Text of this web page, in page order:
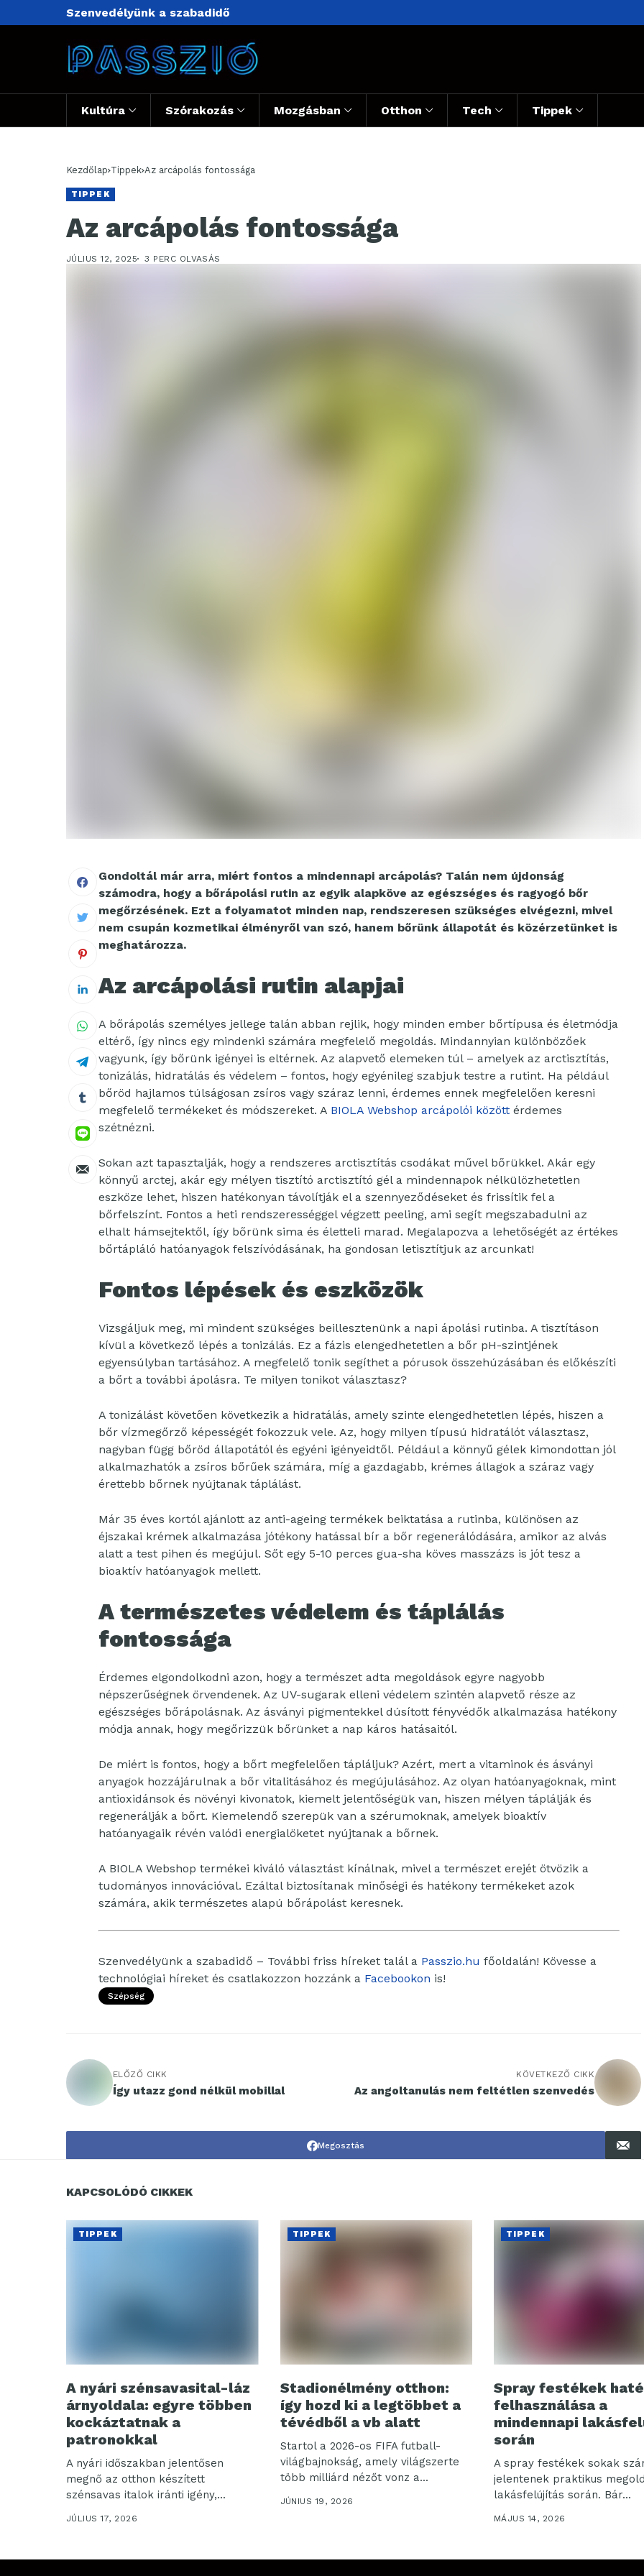
Szenvedélyünk a szabadidő
Kultúra Szórakozás Mozgásban Otthon Tech Tippek
Kezdőlap Tippek Az arcápolás fontossága
TIPPEK
Az arcápolás fontossága
JÚLIUS 12, 2025 3 PERC OLVASÁS
Gondoltál már arra, miért fontos a mindennapi arcápolás? Talán nem újdonság
számodra, hogy a bőrápolási rutin az egyik alapköve az egészséges és ragyogó bőr
megőrzésének. Ezt a folyamatot minden nap, rendszeresen szükséges elvégezni, mivel
nem csupán kozmetikai élményről van szó, hanem bőrünk állapotát és közérzetünket is
meghatározza.
Az arcápolási rutin alapjai
A bőrápolás személyes jellege talán abban rejlik, hogy minden ember bőrtípusa és életmódja
eltérő, így nincs egy mindenki számára megfelelő megoldás. Mindannyian különbözőek
vagyunk, így bőrünk igényei is eltérnek. Az alapvető elemeken túl – amelyek az arctisztítás,
tonizálás, hidratálás és védelem – fontos, hogy egyénileg szabjuk testre a rutint. Ha például
bőröd hajlamos túlságosan zsíros vagy száraz lenni, érdemes ennek megfelelően keresni
megfelelő termékeket és módszereket. A BIOLA Webshop arcápolói között érdemes
szétnézni.
Sokan azt tapasztalják, hogy a rendszeres arctisztítás csodákat művel bőrükkel. Akár egy
könnyű arctej, akár egy mélyen tisztító arctisztító gél a mindennapok nélkülözhetetlen
eszköze lehet, hiszen hatékonyan távolítják el a szennyeződéseket és frissítik fel a
bőrfelszínt. Fontos a heti rendszerességgel végzett peeling, ami segít megszabadulni az
elhalt hámsejtektől, így bőrünk sima és életteli marad. Megalapozva a lehetőségét az értékes
bőrtápláló hatóanyagok felszívódásának, ha gondosan letisztítjuk az arcunkat!
Fontos lépések és eszközök
Vizsgáljuk meg, mi mindent szükséges beillesztenünk a napi ápolási rutinba. A tisztításon
kívül a következő lépés a tonizálás. Ez a fázis elengedhetetlen a bőr pH-szintjének
egyensúlyban tartásához. A megfelelő tonik segíthet a pórusok összehúzásában és előkészíti
a bőrt a további ápolásra. Te milyen tonikot választasz?
A tonizálást követően következik a hidratálás, amely szinte elengedhetetlen lépés, hiszen a
bőr vízmegőrző képességét fokozzuk vele. Az, hogy milyen típusú hidratálót választasz,
nagyban függ bőröd állapotától és egyéni igényeidtől. Például a könnyű gélek kimondottan jól
alkalmazhatók a zsíros bőrűek számára, míg a gazdagabb, krémes állagok a száraz vagy
érettebb bőrnek nyújtanak táplálást.
Már 35 éves kortól ajánlott az anti-ageing termékek beiktatása a rutinba, különösen az
éjszakai krémek alkalmazása jótékony hatással bír a bőr regenerálódására, amikor az alvás
alatt a test pihen és megújul. Sőt egy 5-10 perces gua-sha köves masszázs is jót tesz a
bioaktív hatóanyagok mellett.
A természetes védelem és táplálás
fontossága
Érdemes elgondolkodni azon, hogy a természet adta megoldások egyre nagyobb
népszerűségnek örvendenek. Az UV-sugarak elleni védelem szintén alapvető része az
egészséges bőrápolásnak. Az ásványi pigmentekkel dúsított fényvédők alkalmazása hatékony
módja annak, hogy megőrizzük bőrünket a nap káros hatásaitól.
De miért is fontos, hogy a bőrt megfelelően tápláljuk? Azért, mert a vitaminok és ásványi
anyagok hozzájárulnak a bőr vitalitásához és megújulásához. Az olyan hatóanyagoknak, mint
antioxidánsok és növényi kivonatok, kiemelt jelentőségük van, hiszen mélyen táplálják és
regenerálják a bőrt. Kiemelendő szerepük van a szérumoknak, amelyek bioaktív
hatóanyagaik révén valódi energialöketet nyújtanak a bőrnek.
A BIOLA Webshop termékei kiváló választást kínálnak, mivel a természet erejét ötvözik a
tudományos innovációval. Ezáltal biztosítanak minőségi és hatékony termékeket azok
számára, akik természetes alapú bőrápolást keresnek.
Szenvedélyünk a szabadidő – További friss híreket talál a Passzio.hu főoldalán! Kövesse a
technológiai híreket és csatlakozzon hozzánk a Facebookon is!
Szépség
ELŐZŐ CIKK
Így utazz gond nélkül mobillal
KÖVETKEZŐ CIKK
Az angoltanulás nem feltétlen szenvedés
Megosztás
KAPCSOLÓDÓ CIKKEK
TIPPEK
A nyári szénsavasital-láz
árnyoldala: egyre többen
kockáztatnak a
patronokkal
A nyári időszakban jelentősen
megnő az otthon készített
szénsavas italok iránti igény,...
JÚLIUS 17, 2026
TIPPEK
Stadionélmény otthon:
így hozd ki a legtöbbet a
tévédből a vb alatt
Startol a 2026-os FIFA futball-
világbajnokság, amely világszerte
több milliárd nézőt vonz a...
JÚNIUS 19, 2026
TIPPEK
Spray festékek
felhasználása a
mindennapi
során
A spray festékek sokak
jelentenek praktikus
lakásfelújítás során. Bár...
MÁJUS 14, 2026